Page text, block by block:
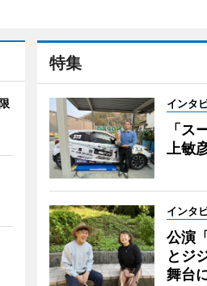
特集
インタ
「ス
上敏
インタ
公演
とジ
舞台